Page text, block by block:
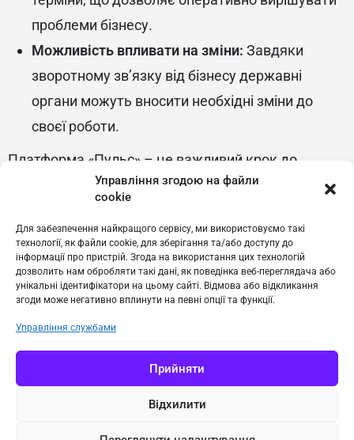
Управління згодою на файли
cookie
Для забезпечення найкращого сервісу, ми використовуємо такі
технології, як файли cookie, для зберігання та/або доступу до
інформації про пристрій. Згода на використання цих технологій
дозволить нам обробляти такі дані, як поведінка веб-переглядача або
унікальні ідентифікатори на цьому сайті. Відмова або відкликання
згоди може негативно вплинути на певні опції та функції.
Управління службами
Прийняти
Відхилити
проблеми бізнесу.
Можливість впливати на зміни: Завдяки
зворотному зв’язку від бізнесу державні
органи можуть вносити необхідні зміни до
своєї роботи.
Платформа «Пульс» – це важливий крок до
побудови більш ефективної взаємодії між
підприємці отримують можливість впливати на
формування державної політики та сприяти
розвитку бізнес-середовища в Україні.